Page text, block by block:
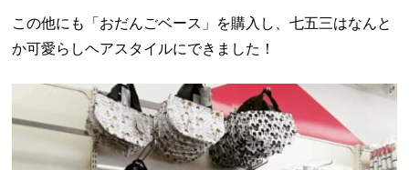
この他にも「おだんごベース」を購入し、七五三はなんと
か可愛らしヘアスタイルにできました！